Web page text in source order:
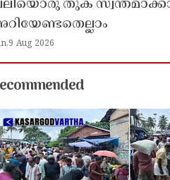
തുക
Aug 2026